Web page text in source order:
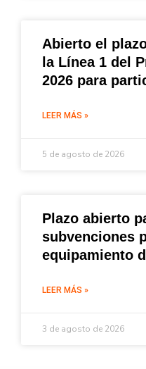
Abierto el
la Línea 1 del
2026 para
LEER MÁS »
5 de agosto de 2026
Plazo abierto
subvenciones
equipamiento
LEER MÁS »
3 de agosto de 2026